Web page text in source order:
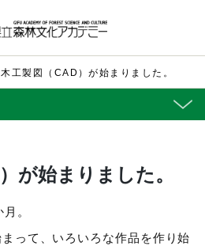
木工製図（CAD）が始まりました。
が始まりました。
。
って、いろいろな作品を作り始